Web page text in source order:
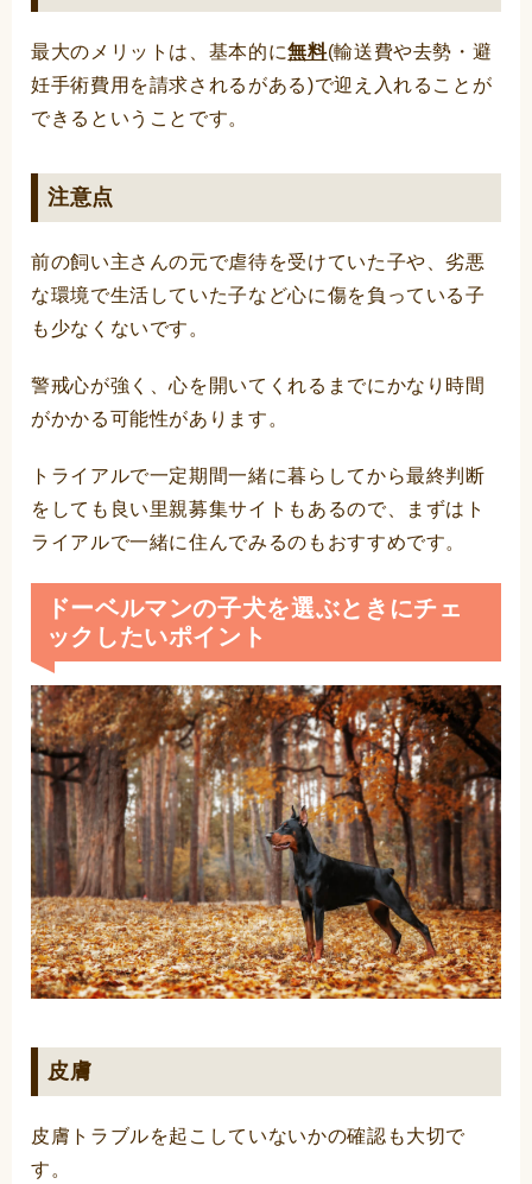
最大のメリットは、基本的に無料(輸送費や去勢・避
妊手術費用を請求されるがある)で迎え入れることが
できるということです。
注意点
前の飼い主さんの元で虐待を受けていた子や、劣悪
な環境で生活していた子など心に傷を負っている子
も少なくないです。
警戒心が強く、心を開いてくれるまでにかなり時間
がかかる可能性があります。
トライアルで一定期間一緒に暮らしてから最終判断
をしても良い里親募集サイトもあるので、まずはト
ライアルで一緒に住んでみるのもおすすめです。
ドーベルマンの子犬を選ぶときにチェ
ックしたいポイント
皮膚
皮膚トラブルを起こしていないかの確認も大切で
す。